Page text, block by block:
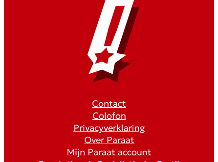
Contact
Colofon
Privacyverklaring
Over Paraat
Mijn Paraat account